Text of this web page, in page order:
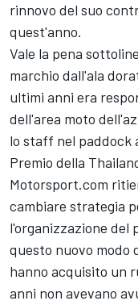
rinnovo del suo
quest'anno.
Vale la pena
marchio dall'ala
ultimi anni era
dell'area moto
lo staff nel paddock
Premio della
Motorsport.com
cambiare strategia
l'organizzazione del
questo nuovo modo
hanno acquisito un
anni non avevano